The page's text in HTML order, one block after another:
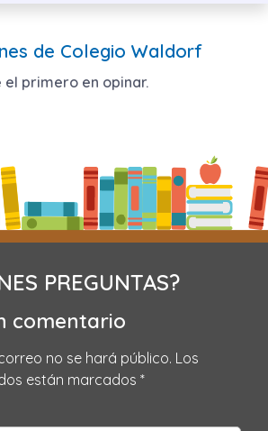
de Colegio Waldorf
el primero en opinar.
PREGUNTAS?
comentario
no se hará público. Los
están marcados *